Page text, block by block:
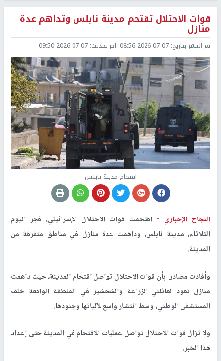
قوات الاحتلال تقتحم مدينة نابلس وتداهم عدة
منازل
تم النشر بتاريخ: 2026-07-07 08:56 اخر تحديث: 2026-07-07 09:50
اقتحام مدينة نابلس
النجاح الإخباري - اقتحمت قوات الاحتلال الإسرائيلي، فجر اليوم
الثلاثاء، مدينة نابلس، وداهمت عدة منازل في مناطق متفرقة من
المدينة.
وأفادت مصادر بأن قوات الاحتلال تواصل اقتحام المدينة، حيث داهمت
منازل تعود لعائلتي الزراعة والشخشير في المنطقة الواقعة خلف
المستشفى الوطني، وسط انتشار واسع لآلياتها وجنودها.
ولا تزال قوات الاحتلال تواصل عمليات الاقتحام في المدينة حتى إعداد
هذا الخبر.